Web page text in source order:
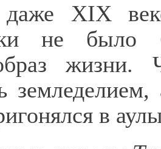
XIX
не было
жизни.
в